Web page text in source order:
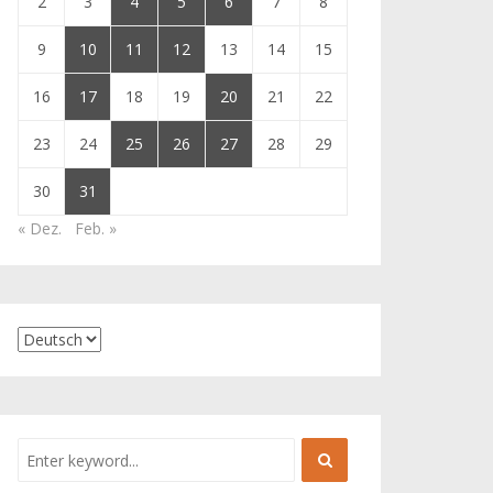
9 10 11 12 13 14 15
16 17 18 19 20 21 22
23 24 25 26 27 28 29
30
31
« Dez.
Feb. »